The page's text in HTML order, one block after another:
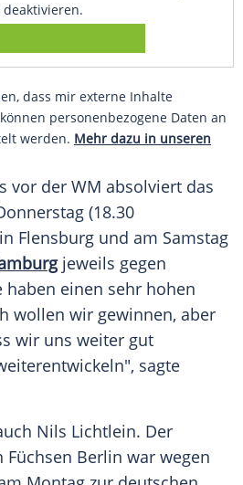
dass mir externe Inhalte
personenbezogene Daten an
werden. Mehr dazu in unseren
vor der WM absolviert das
(18.30
Flensburg und am Samstag
jeweils gegen
haben einen sehr hohen
wollen wir gewinnen, aber
wir uns weiter gut
sagte
Nils Lichtlein. Der
Berlin war wegen